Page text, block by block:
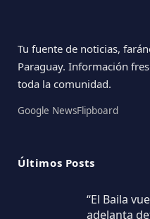
Tu fuente de noticias,
Paraguay. Información
toda la comunidad.
Google NewsFlipboard
Últimos Posts
“El Baila
adelanta